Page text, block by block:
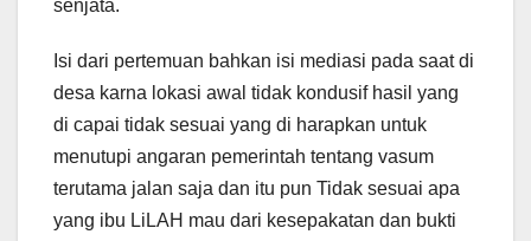
senjata.
Isi dari pertemuan bahkan isi mediasi pada saat di
desa karna lokasi awal tidak kondusif hasil yang
di capai tidak sesuai yang di harapkan untuk
menutupi angaran pemerintah tentang vasum
terutama jalan saja dan itu pun Tidak sesuai apa
yang ibu LiLAH mau dari kesepakatan dan bukti